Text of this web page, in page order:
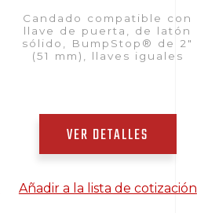
Candado compatible con
llave de puerta, de latón
sólido, BumpStop® de 2"
(51 mm), llaves iguales
VER DETALLES
Añadir a la lista de cotización